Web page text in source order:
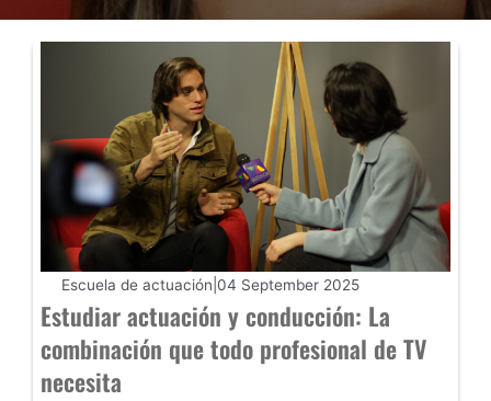
Escuela de actuación 04 September 2025
Estudiar actuación y conducción: La
combinación que todo profesional de TV
necesita